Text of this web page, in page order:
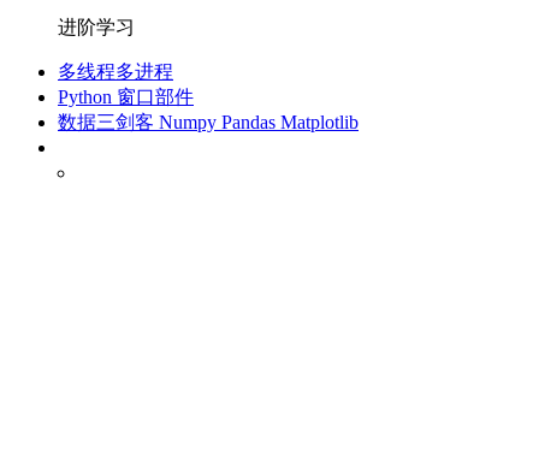
进阶学习
多线程多进程
Python 窗口部件
数据三剑客 Numpy Pandas Matplotlib